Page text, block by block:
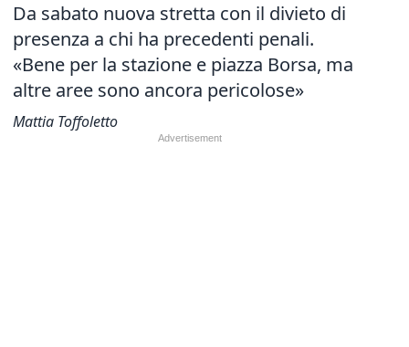
Da sabato nuova stretta con il divieto di
presenza a chi ha precedenti penali.
«Bene per la stazione e piazza Borsa, ma
altre aree sono ancora pericolose»
Mattia Toffoletto